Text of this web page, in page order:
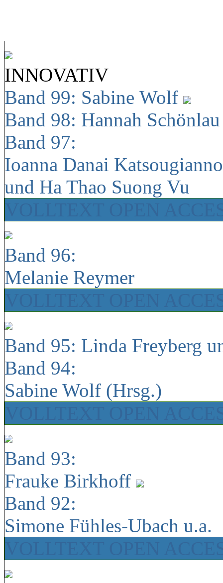
INNOVATIV
Band 99: Sabine Wolf
Band 98: Hannah
Band 97:
Ioanna Danai
und Ha Thao Suong Vu
Band 96:
Melanie Reymer
Band 95: Linda Freyberg
Band 94:
Sabine Wolf (Hrsg.)
Band 93:
Frauke Birkhoff
Band 92:
Simone Fühles-Ubach u.a.